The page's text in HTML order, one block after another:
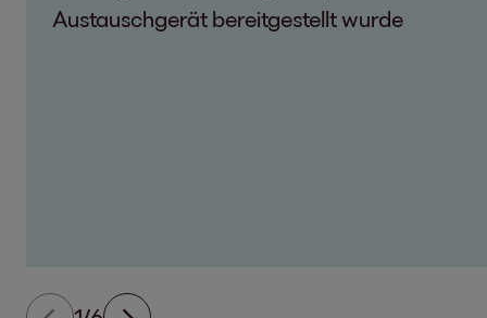
Austauschgerät bereitgestellt wurde